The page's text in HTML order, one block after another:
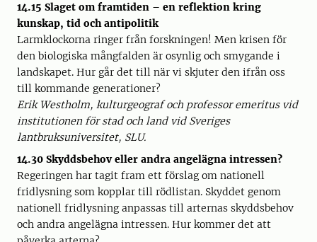
14.15 Slaget om framtiden – en reflektion kring
kunskap, tid och antipolitik
Larmklockorna ringer från forskningen! Men krisen för
den biologiska mångfalden är osynlig och smygande i
landskapet. Hur går det till när vi skjuter den ifrån oss
till kommande generationer?
Erik Westholm, kulturgeograf och professor emeritus vid
institutionen för stad och land vid Sveriges
lantbruksuniversitet, SLU.
14.30 Skyddsbehov eller andra angelägna intressen?
Regeringen har tagit fram ett förslag om nationell
fridlysning som kopplar till rödlistan. Skyddet genom
nationell fridlysning anpassas till arternas skyddsbehov
och andra angelägna intressen. Hur kommer det att